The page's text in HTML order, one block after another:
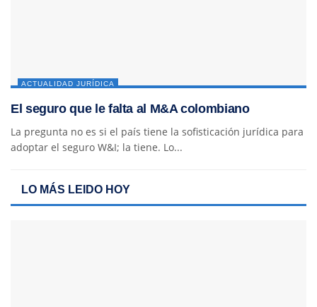
ACTUALIDAD JURÍDICA
El seguro que le falta al M&A colombiano
La pregunta no es si el país tiene la sofisticación jurídica para
adoptar el seguro W&I; la tiene. Lo...
LO MÁS LEIDO HOY